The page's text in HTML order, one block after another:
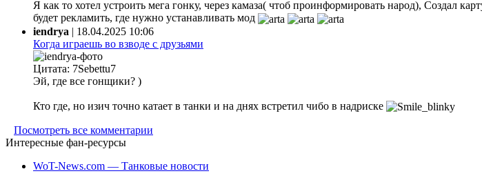
Я как то хотел устроить мега гонку, через камаза( чтоб проинформировать народ), Создал
будет рекламить, где нужно устанавливать мод
iendrya | 18.04.2025 10:06
Когда играешь во взводе с друзьями
Цитата: 7Sebettu7
Эй, где все гонщики? )
Кто где, но изич точно катает в танки и на днях встретил чибо в надриске
Посмотреть все комментарии
Интересные фан-ресурсы
WoT-News.com — Танковые новости